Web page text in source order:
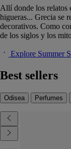
Allí donde los relatos
higueras... Grecia se
decorativos. Como
de los siglos y los
Explore Summer
Best sellers
Odisea Perfumes